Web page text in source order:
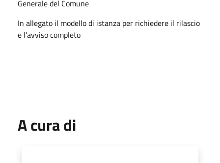
Generale del Comune
In allegato il modello di istanza per richiedere il rilascio
e l'avviso completo
A cura di